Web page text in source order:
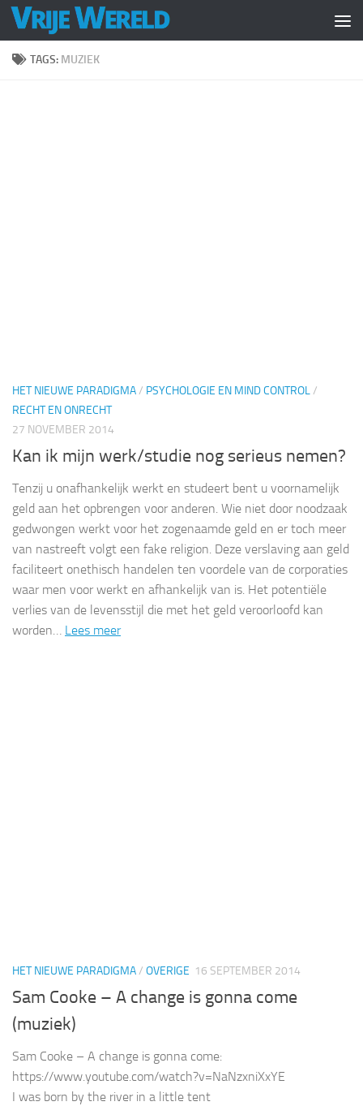
Doorgaan naar inhoud
TAGS: MUZIEK
HET NIEUWE PARADIGMA/ PSYCHOLOGIE EN MIND CONTROL/
RECHT EN ONRECHT
27 NOVEMBER 2014
Kan ik mijn werk/studie nog serieus nemen?
Tenzij u onafhankelijk werkt en studeert bent u voornamelijk
geld aan het opbrengen voor anderen. Wie niet door noodzaak
gedwongen werkt voor het zogenaamde geld en er toch meer
van nastreeft volgt een fake religion. Deze verslaving aan geld
faciliteert onethisch handelen ten voordele van de corporaties
waar men voor werkt en afhankelijk van is. Het potentiële
verlies van de levensstijl die met het geld veroorloofd kan
worden… Lees meer
HET NIEUWE PARADIGMA/ OVERIGE 16 SEPTEMBER 2014
Sam Cooke – A change is gonna come
(muziek)
Sam Cooke – A change is gonna come:
https://www.youtube.com/watch?v=NaNzxniXxYE
I was born by the river in a little tent